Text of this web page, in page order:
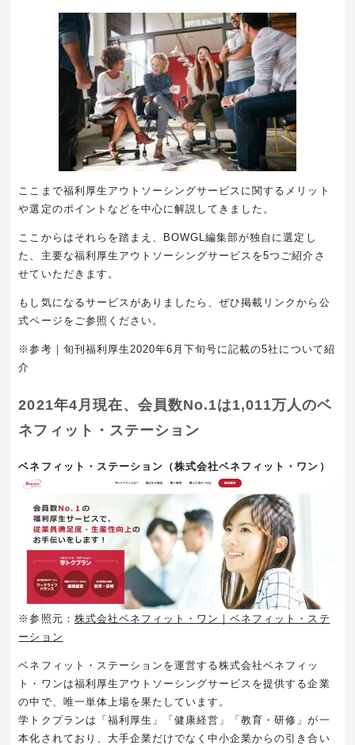
ここまで福利厚生アウトソーシングサービスに関するメリット
や選定のポイントなどを中心に解説してきました。
ここからはそれらを踏まえ、BOWGL編集部が独自に選定し
た、主要な福利厚生アウトソーシングサービスを5つご紹介さ
せていただきます。
もし気になるサービスがありましたら、ぜひ掲載リンクから公
式ページをご参照ください。
※参考｜旬刊福利厚生2020年6月下旬号に記載の5社について紹
介
2021年4月現在、会員数No.1は1,011万人のベ
ネフィット・ステーション
ベネフィット・ステーション（株式会社ベネフィット・ワン）
※参照元： 株式会社ベネフィット・ワン｜ベネフィット・ステ
ーション
ベネフィット・ステーションを運営する株式会社ベネフィッ
ト・ワンは福利厚生アウトソーシングサービスを提供する企業
の中で、唯一単体上場を果たしています。
学トクプランは「福利厚生」「健康経営」「教育・研修」が一
本化されており、大手企業だけでなく中小企業からの引き合い